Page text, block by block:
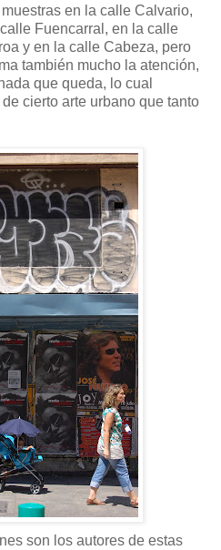
en la calle Calvario,
Fuencarral, en la calle
y en la calle Cabeza, pero
también mucho la atención,
que queda, lo cual
cierto arte urbano que tanto
son los autores de estas